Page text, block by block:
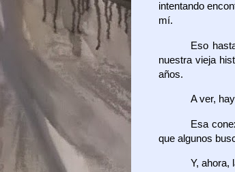
intentando
mí.
Eso
nuestra vieja
años.
A ver,
Esa
que algunos
Y, ahora,